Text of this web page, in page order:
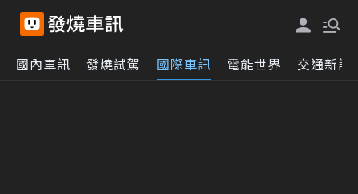
國內車訊 發燒試駕 國際車訊 電能世界 交通新訊